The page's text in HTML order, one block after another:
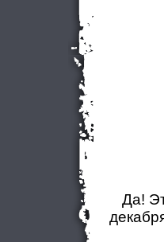
Да!